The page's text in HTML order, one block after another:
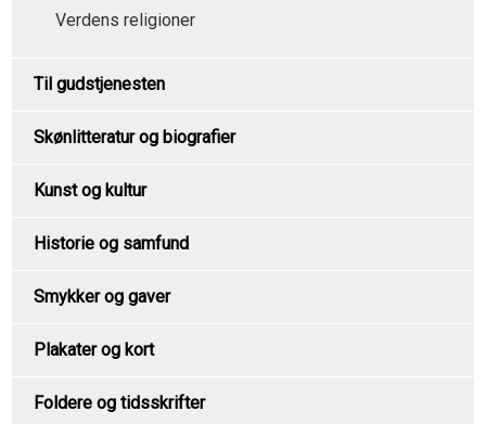
Verdens religioner
Til gudstjenesten
Skønlitteratur og biografier
Kunst og kultur
Historie og samfund
Smykker og gaver
Plakater og kort
Foldere og tidsskrifter